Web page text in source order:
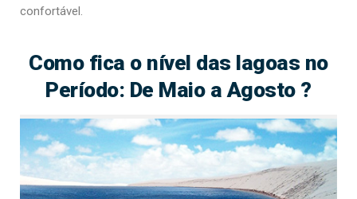
confortável.
Como fica o nível das lagoas no
Período: De Maio a Agosto ?